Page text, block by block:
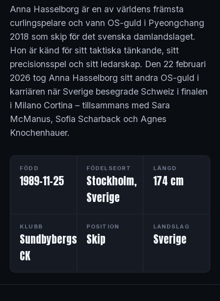
Anna Hasselborg är en av världens främsta
curlingspelare och vann OS-guld i Pyeongchang
2018 som skip för det svenska damlandslaget.
Hon är känd för sitt taktiska tänkande, sitt
precisionsspel och sitt ledarskap. Den 22 februari
2026 tog Anna Hasselborg sitt andra OS-guld i
karriären när Sverige besegrade Schweiz i finalen
i Milano Cortina – tillsammans med Sara
McManus, Sofia Scharback och Agnes
Knochenhauer.
FÖDD
1989-11-25
FÖDELSEORT
Stockholm,
Sverige
LÄNGD
174 cm
KLUBB
Sundbybergs
CK
POSITION
Skip
LANDSLAG
Sverige